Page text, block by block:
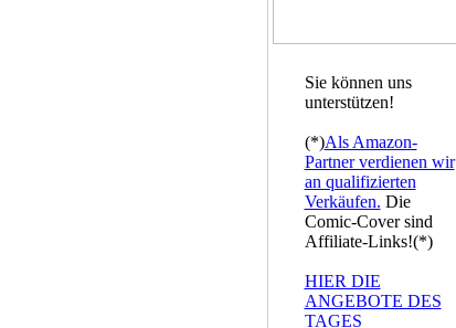
Sie können uns
unterstützen!
(*)Als Amazon-
Partner verdienen wir
an qualifizierten
Verkäufen. Die
Comic-Cover sind
Affiliate-Links!(*)
HIER DIE
ANGEBOTE DES
TAGES